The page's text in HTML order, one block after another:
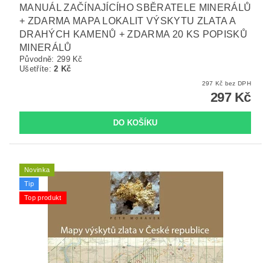
MANUÁL ZAČÍNAJÍCÍHO SBĚRATELE MINERÁLŮ
+ ZDARMA MAPA LOKALIT VÝSKYTU ZLATA A
DRAHÝCH KAMENŮ + ZDARMA 20 KS POPISKŮ
MINERÁLŮ
Původně: 299 Kč
Ušetříte:2 Kč
297 Kč bez DPH
297 Kč
Novinka
Tip
Top produkt